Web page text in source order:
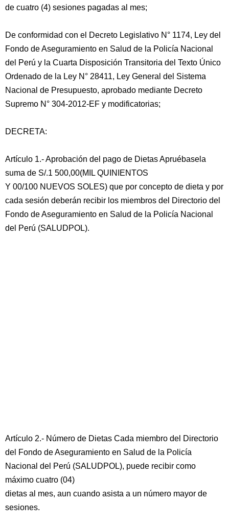
de cuatro (4) sesiones pagadas al mes;
De conformidad con el Decreto Legislativo N° 1174, Ley del
Fondo de Aseguramiento en Salud de la Policía Nacional
del Perú y la Cuarta Disposición Transitoria del Texto Único
Ordenado de la Ley N° 28411, Ley General del Sistema
Nacional de Presupuesto, aprobado mediante Decreto
Supremo N° 304-2012-EF y modificatorias;
DECRETA:
Artículo 1.- Aprobación del pago de Dietas Apruébasela
suma de S/.1 500,00(MIL QUINIENTOS
Y 00/100 NUEVOS SOLES) que por concepto de dieta y por
cada sesión deberán recibir los miembros del Directorio del
Fondo de Aseguramiento en Salud de la Policía Nacional
del Perú (SALUDPOL).
Artículo 2.- Número de Dietas Cada miembro del Directorio
del Fondo de Aseguramiento en Salud de la Policía
Nacional del Perú (SALUDPOL), puede recibir como
máximo cuatro (04)
dietas al mes, aun cuando asista a un número mayor de
sesiones.